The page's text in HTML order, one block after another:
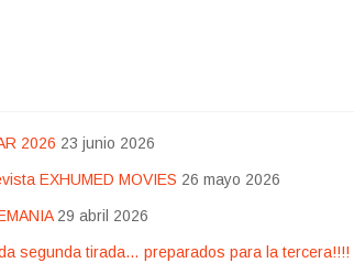
2026 23 junio 2026
EXHUMED MOVIES 26 mayo 2026
29 abril 2026
segunda tirada… preparados para la tercera!!!!